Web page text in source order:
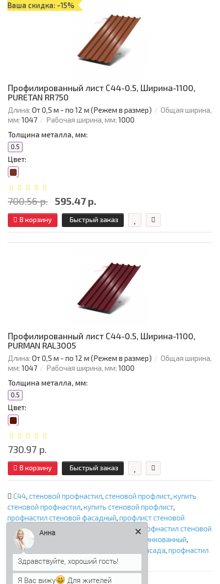
Ваша скидка: -15%
Профилированный лист С44-0.5, Ширина-1100,
PURETAN RR750
Длина: От 0,5 м - по 12 м (Режем в размер)
Общая ширина,
мм: 1047 Рабочая ширина, мм: 1000
Толщина металла, мм:
0.5
Цвет:
700.56 р. 595.47 р.
В корзину Быстрый заказ
Профилированный лист С44-0.5, Ширина-1100,
PURMAN RAL3005
Длина: От 0,5 м - по 12 м (Режем в размер)
Общая ширина,
мм: 1047 Рабочая ширина, мм: 1000
Толщина металла, мм:
0.5
Цвет:
730.97 р.
В корзину Быстрый заказ
С44, стеновой профнастил, стеновой профлист, купить
стеновой профнастил, купить стеновой профлист,
профнастил стеновой фасадный, профлист стеновой
фасадный, ,профнастил стеновой
фасадный цена
профнастил стеновой оцинкованный,
профнастил для фасада
профлист для фасада, профнастил
С44,профлист С44
Анна
Я Вас вижу
Для жителей